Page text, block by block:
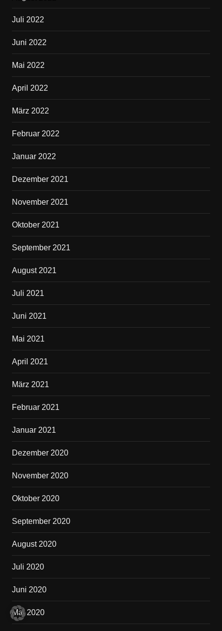
Juli 2022
Juni 2022
Mai 2022
April 2022
März 2022
Februar 2022
Januar 2022
Dezember 2021
November 2021
Oktober 2021
September 2021
August 2021
Juli 2021
Juni 2021
Mai 2021
April 2021
März 2021
Februar 2021
Januar 2021
Dezember 2020
November 2020
Oktober 2020
September 2020
August 2020
Juli 2020
Juni 2020
Mai 2020